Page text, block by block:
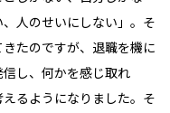
人のせいにしない」。そ
たのですが、退職を機に
し、何かを感じ取れ
るようになりました。そ